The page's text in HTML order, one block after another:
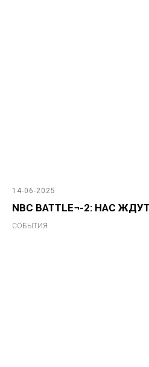
14-06-2025
NBC BATTLE¬-2: НАС
СОБЫТИЯ